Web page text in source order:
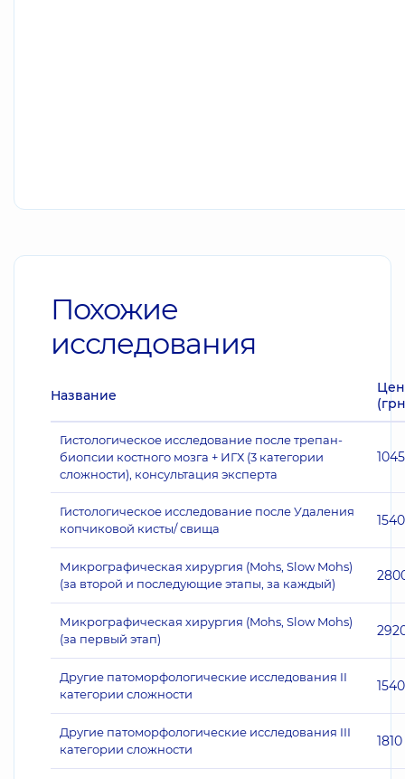
Похожие
исследования
Название
Гистологическое исследование после трепан-
биопсии костного мозга + ИГХ (3 категории
сложности), консультация эксперта
Гистологическое исследование после Удаления
копчиковой кисты/ свища
1540
Микрографическая хирургия (Mohs, Slow Mohs)
(за второй и последующие этапы, за каждый)
Микрографическая хирургия (Mohs, Slow Mohs)
(за первый этап)
Другие патоморфологические исследования II
категории сложности
1540
Другие патоморфологические исследования III
категории сложности
1810